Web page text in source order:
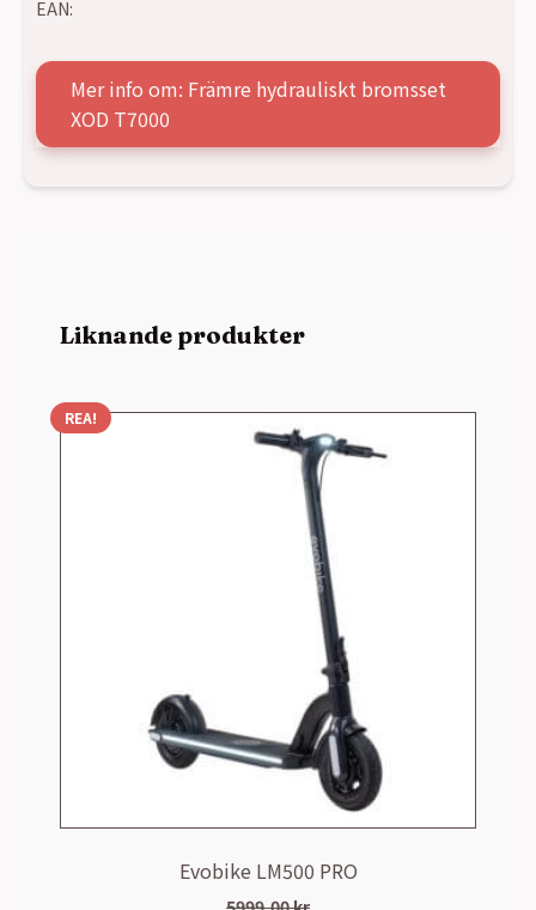
EAN:
Mer info om: Främre hydrauliskt bromsset
XOD T7000
Liknande produkter
REA!
Evobike LM500 PRO